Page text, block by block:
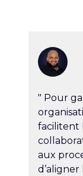
" Pour
facilitent
aux